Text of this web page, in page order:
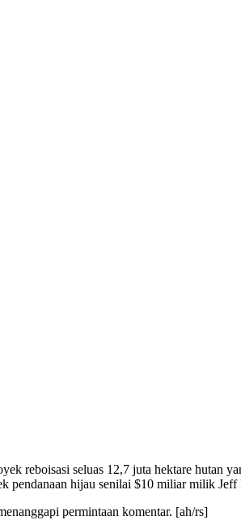
reboisasi seluas 12,7 juta hektare hutan
pendanaan hijau senilai $10 miliar milik
permintaan komentar. [ah/rs]